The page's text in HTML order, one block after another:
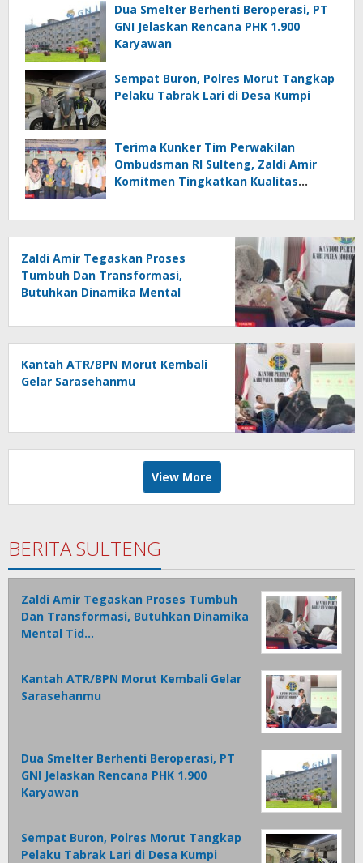
Dua Smelter Berhenti Beroperasi, PT
GNI Jelaskan Rencana PHK 1.900
Karyawan
Sempat Buron, Polres Morut Tangkap
Pelaku Tabrak Lari di Desa Kumpi
Terima Kunker Tim Perwakilan
Ombudsman RI Sulteng, Zaldi Amir
Komitmen Tingkatkan Kualitas
Zaldi Amir Tegaskan Proses
Tumbuh Dan Transformasi,
Butuhkan Dinamika Mental
Kantah ATR/BPN Morut Kembali
Gelar Sarasehanmu
View More
BERITA SULTENG
Zaldi Amir Tegaskan Proses Tumbuh
Dan Transformasi, Butuhkan Dinamika
Mental Tid…
Kantah ATR/BPN Morut Kembali Gelar
Sarasehanmu
Dua Smelter Berhenti Beroperasi, PT
GNI Jelaskan Rencana PHK 1.900
Karyawan
Sempat Buron, Polres Morut Tangkap
Pelaku Tabrak Lari di Desa Kumpi